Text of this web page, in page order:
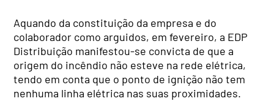
Aquando da constituição da empresa e do
colaborador como arguidos, em fevereiro, a EDP
Distribuição manifestou-se convicta de que a
origem do incêndio não esteve na rede elétrica,
tendo em conta que o ponto de ignição não tem
nenhuma linha elétrica nas suas proximidades.